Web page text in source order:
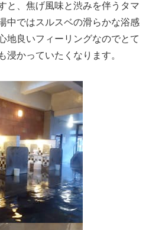
と、焦げ風味と渋みを伴うタマ
中ではスルスベの滑らかな浴感
地良いフィーリングなのでとて
浸かっていたくなります。